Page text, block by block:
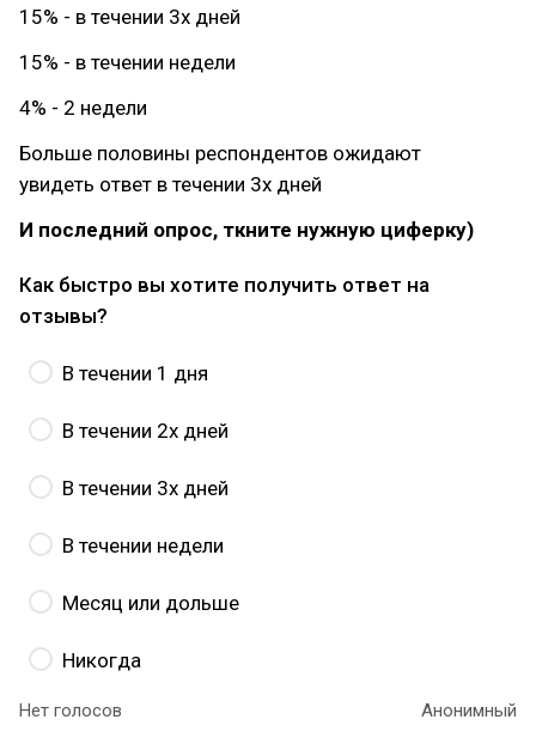
15% - в течении 3х дней
15% - в течении недели
4% - 2 недели
Больше половины респондентов ожидают
увидеть ответ в течении 3х дней
И последний опрос, ткните нужную циферку)
Как быстро вы хотите получить ответ на
отзывы?
В течении 1 дня
В течении 2х дней
В течении 3х дней
В течении недели
Месяц или дольше
Никогда
Нет голосов Анонимный